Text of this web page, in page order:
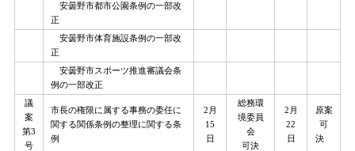
安曇野市都市公園条例の一部改
正
安曇野市体育施設条例の一部改
正
安曇野市スポーツ推進審議会条
例の一部改正
議
案
第3
号
市長の権限に属する事務の委任に
関する関係条例の整理に関する条
例
2月
15
日
総務環
境委員
会
可決
2月
22
日
原案
可
決